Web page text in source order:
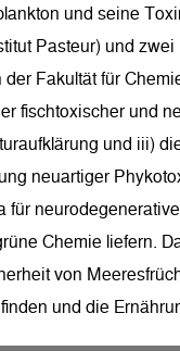
und seine
Pasteur) und
Fakultät für
fischtoxischer und
und iii)
neuartiger
für
Chemie liefern.
von
und die